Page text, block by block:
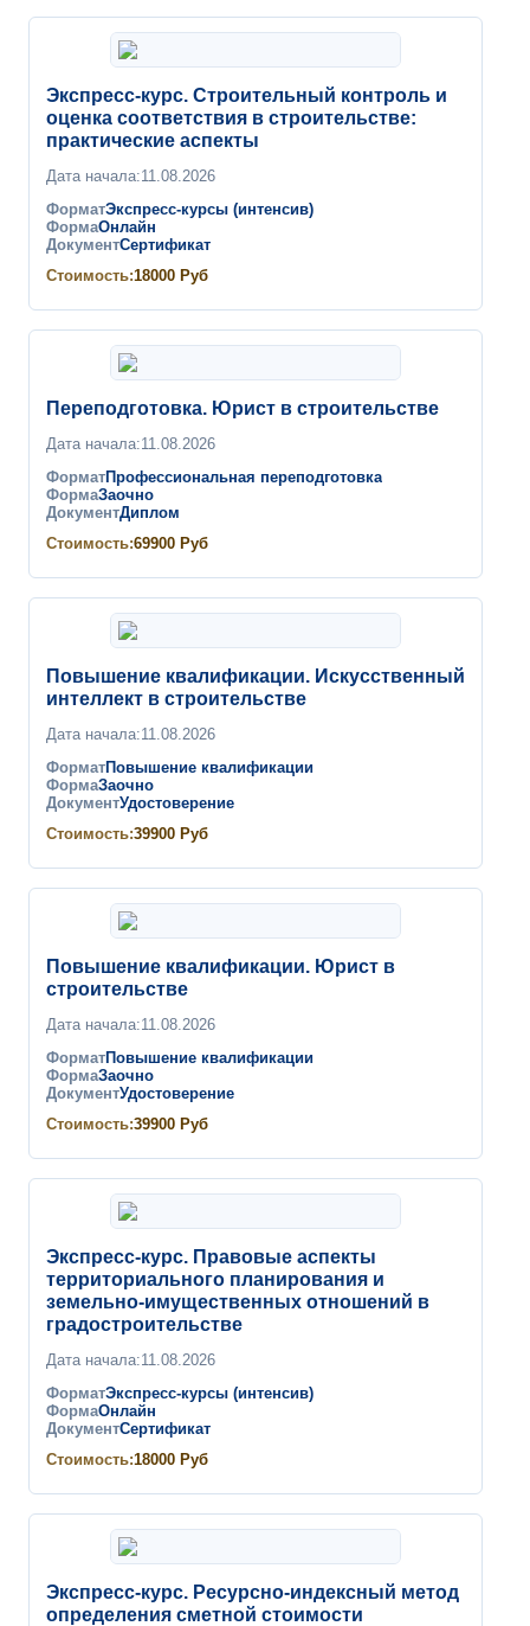
Экспресс-курс. Строительный контроль и
оценка соответствия в строительстве:
практические аспекты
Дата начала:11.08.2026
ФорматЭкспресс-курсы (интенсив)
ФормаОнлайн
ДокументСертификат
Стоимость:18000 Руб
Переподготовка. Юрист в строительстве
Дата начала:11.08.2026
ФорматПрофессиональная переподготовка
ФормаЗаочно
ДокументДиплом
Стоимость:69900 Руб
Повышение квалификации. Искусственный
интеллект в строительстве
Дата начала:11.08.2026
ФорматПовышение квалификации
ФормаЗаочно
ДокументУдостоверение
Стоимость:39900 Руб
Повышение квалификации. Юрист в
строительстве
Дата начала:11.08.2026
ФорматПовышение квалификации
ФормаЗаочно
ДокументУдостоверение
Стоимость:39900 Руб
Экспресс-курс. Правовые аспекты
территориального планирования и
земельно-имущественных отношений в
градостроительстве
Дата начала:11.08.2026
ФорматЭкспресс-курсы (интенсив)
ФормаОнлайн
ДокументСертификат
Стоимость:18000 Руб
Экспресс-курс. Ресурсно-индексный метод
определения сметной стоимости